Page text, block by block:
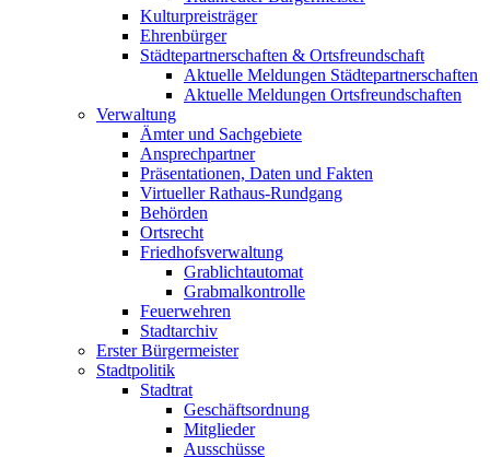
Kulturpreisträger
Ehrenbürger
Städtepartnerschaften & Ortsfreundschaft
Aktuelle Meldungen Städtepartnerschaften
Aktuelle Meldungen Ortsfreundschaften
Verwaltung
Ämter und Sachgebiete
Ansprechpartner
Präsentationen, Daten und Fakten
Virtueller Rathaus-Rundgang
Behörden
Ortsrecht
Friedhofsverwaltung
Grablichtautomat
Grabmalkontrolle
Feuerwehren
Stadtarchiv
Erster Bürgermeister
Stadtpolitik
Stadtrat
Geschäftsordnung
Mitglieder
Ausschüsse